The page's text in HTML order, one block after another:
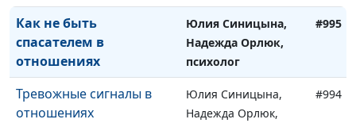
Как не быть
спасателем в
отношениях
Юлия Синицына,
Надежда Орлюк,
психолог
#995
Тревожные сигналы в
отношениях
Юлия Синицына,
Надежда Орлюк,
#994